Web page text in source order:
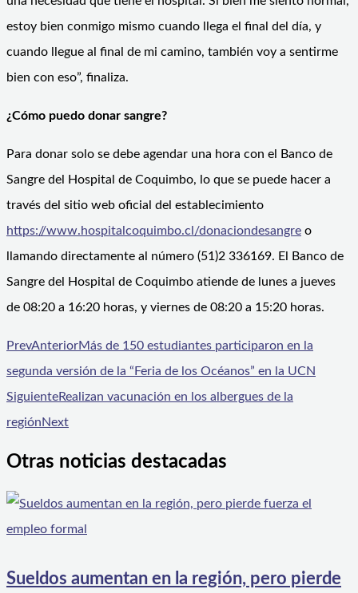
estoy bien conmigo mismo cuando llega el final del día, y
cuando llegue al final de mi camino, también voy a sentirme
bien con eso”, finaliza.
¿Cómo puedo donar sangre?
Para donar solo se debe agendar una hora con el Banco de
Sangre del Hospital de Coquimbo, lo que se puede hacer a
través del sitio web oficial del establecimiento
https://www.hospitalcoquimbo.cl/donaciondesangre o
llamando directamente al número (51)2 336169. El Banco de
Sangre del Hospital de Coquimbo atiende de lunes a jueves
de 08:20 a 16:20 horas, y viernes de 08:20 a 15:20 horas.
PrevAnteriorMás de 150 estudiantes participaron en la
segunda versión de la “Feria de los Océanos” en la UCN
SiguienteRealizan vacunación en los albergues de la
regiónNext
Otras noticias destacadas
Sueldos aumentan en la región, pero pierde